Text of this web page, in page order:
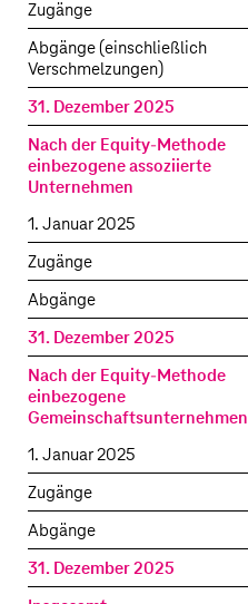
Zugänge
Abgänge (einschließlich
Verschmelzungen)
31. Dezember 2025
Nach der Equity-Methode
einbezogene assoziierte
Unternehmen
1. Januar 2025
Zugänge
Abgänge
31. Dezember 2025
Nach der Equity-Methode
einbezogene
Gemeinschaftsunternehmen
1. Januar 2025
Zugänge
Abgänge
31. Dezember 2025